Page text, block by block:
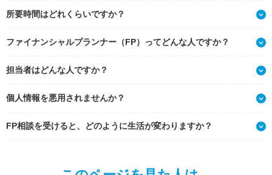
所要時間はどれくらいですか？
ファイナンシャルプランナー（FP）ってどんな人ですか？
担当者はどんな人ですか？
個人情報を悪用されませんか？
FP相談を受けると、どのように生活が変わりますか？